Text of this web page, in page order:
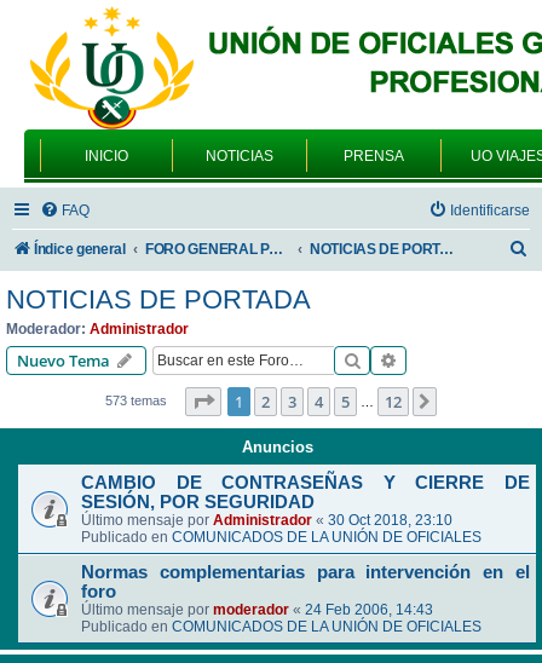
INICIO NOTICIAS PRENSA UO
FAQ Identificarse
Índice general FORO GENERAL PARA TODOS LOS USUARIOS NOTICIAS DE PORTADA
NOTICIAS DE PORTADA
Moderador: Administrador
Nuevo Tema Buscar
573 temas Página de 12
1 2 3 4 5 … 12
Anuncios
CAMBIO DE CONTRASEÑAS Y CIERRE DE
SESIÓN, POR SEGURIDAD
Último mensaje por Administrador « 30 Oct 2018, 23:10
Publicado en COMUNICADOS DE LA UNIÓN DE OFICIALES
Normas complementarias para intervención en el
foro
Último mensaje por moderador « 24 Feb 2006, 14:43
Publicado en COMUNICADOS DE LA UNIÓN DE OFICIALES